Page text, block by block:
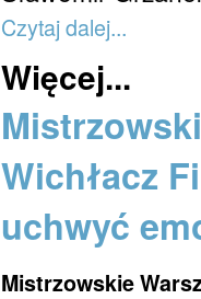
Czytaj dalej...
Więcej...
Wichłacz
uchwyć
Mistrzowskie